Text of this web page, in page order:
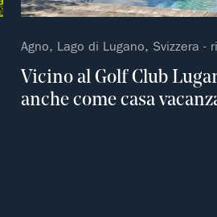
Agno, Lago di Lugano, Svizzera -
Vicino al Golf Club
anche come casa